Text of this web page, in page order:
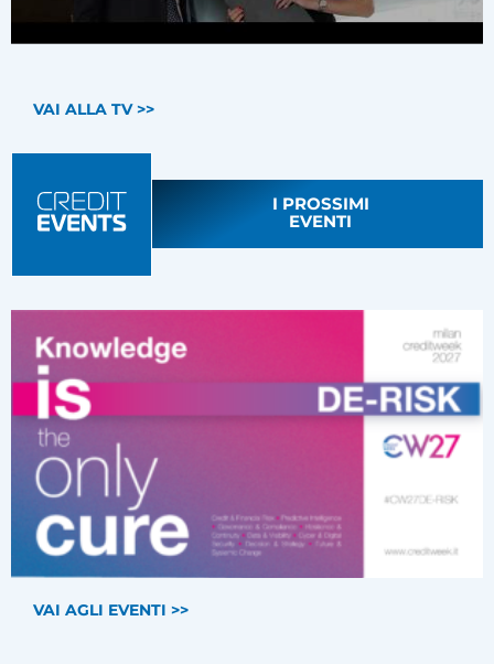
VAI ALLA TV >>
I PROSSIMI
EVENTI
VAI AGLI EVENTI >>